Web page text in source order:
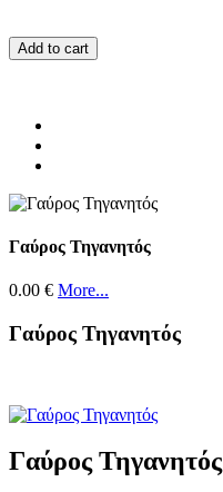
Add to cart
Γαύρος Τηγανητός
0.00 € More...
Γαύρος Τηγανητός
Γαύρος Τηγανητός